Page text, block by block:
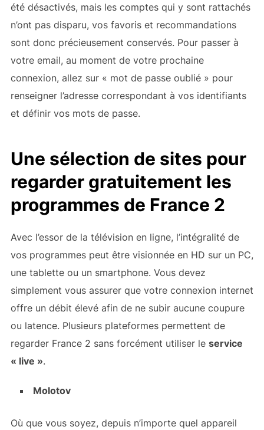
été désactivés, mais les comptes qui y sont rattachés
n’ont pas disparu, vos favoris et recommandations
sont donc précieusement conservés. Pour passer à
votre email, au moment de votre prochaine
connexion, allez sur « mot de passe oublié » pour
renseigner l’adresse correspondant à vos identifiants
et définir vos mots de passe.
Une sélection de sites pour
regarder gratuitement les
programmes de France 2
Avec l’essor de la télévision en ligne, l’intégralité de
vos programmes peut être visionnée en HD sur un PC,
une tablette ou un smartphone. Vous devez
simplement vous assurer que votre connexion internet
offre un débit élevé afin de ne subir aucune coupure
ou latence. Plusieurs plateformes permettent de
regarder France 2 sans forcément utiliser le service
« live ».
Molotov
Où que vous soyez, depuis n’importe quel appareil